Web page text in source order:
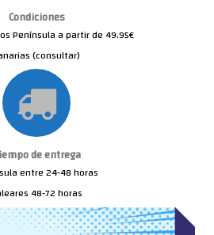
Condiciones
Península a partir de 49.95€
(consultar)
de entrega
entre 24-48 horas
48-72 horas